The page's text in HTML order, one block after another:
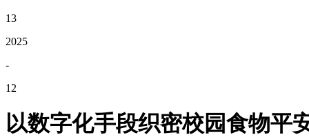
13
2025
-
12
以数字化手段织密校园食物平